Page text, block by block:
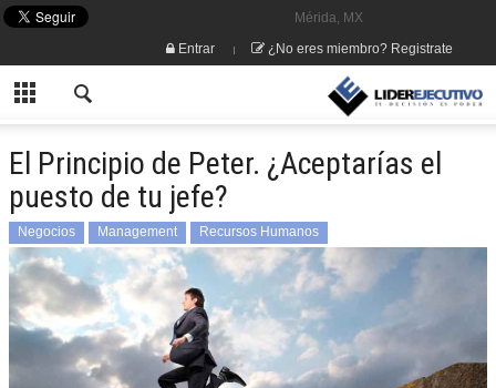
Mérida, MX
Entrar
¿No eres miembro? Registrate
El Principio de Peter. ¿Aceptarías el
puesto de tu jefe?
Negocios Management Recursos Humanos